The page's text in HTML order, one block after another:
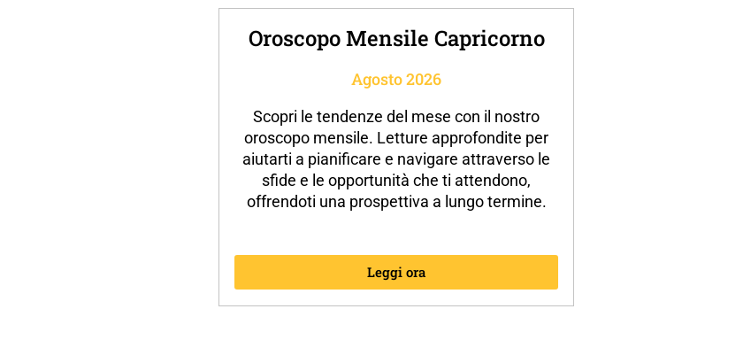
Oroscopo Mensile Capricorno
Agosto 2026
Scopri le tendenze del mese con il nostro
oroscopo mensile. Letture approfondite per
aiutarti a pianificare e navigare attraverso le
sfide e le opportunità che ti attendono,
offrendoti una prospettiva a lungo termine.
Leggi ora